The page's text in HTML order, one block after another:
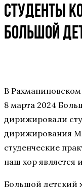
СТУДЕНТЫ
БОЛЬШОЙ
В
8 марта 2024
дирижировали
дирижирования
студенческие
наш хор является
Большой детский